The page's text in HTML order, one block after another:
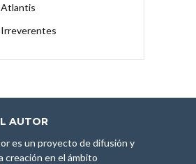
AUTOR
es un proyecto de difusión y
creación en el ámbito